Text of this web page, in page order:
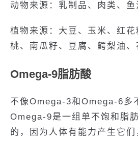
动物来源：乳制品、肉类、
植物来源：大豆、玉米、红
桃、南瓜籽、豆腐、鳄梨油、
Omega-9脂肪酸
不像Omega-3和Omega-6多
Omega-9是一组单不饱和脂
的，因为人体有能力产生它